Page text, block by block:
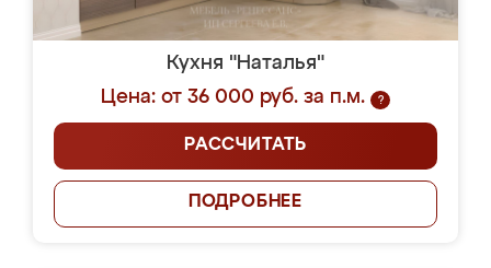
Кухня "Наталья"
Цена: от 36 000 руб. за п.м.
?
РАССЧИТАТЬ
ПОДРОБНЕЕ